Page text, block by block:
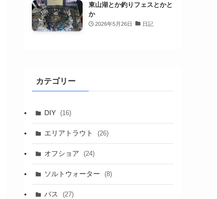
東山湖とか釣りフェスとかと
か
2026年5月26日 日記
カテゴリー
DIY (16)
エリアトラウト (26)
オフショア (24)
ソルトウォーター (8)
バス (27)